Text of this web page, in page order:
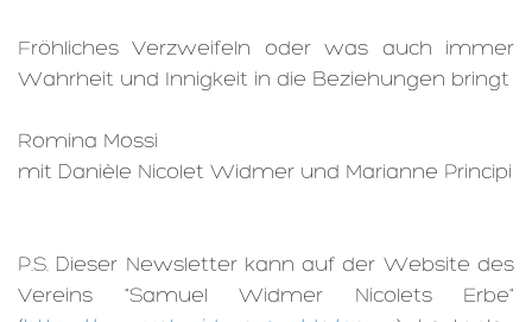
Fröhliches Verzweifeln oder was auch immer
Wahrheit und Innigkeit in die Beziehungen bringt
Romina Mossi
mit Danièle Nicolet Widmer und Marianne Principi
P.S. Dieser Newsletter kann auf der Website des
Vereins "Samuel Widmer Nicolets Erbe"